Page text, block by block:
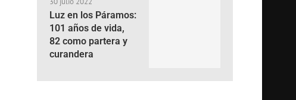
Luz en los Páramos:
101 años de vida,
82 como partera y
curandera